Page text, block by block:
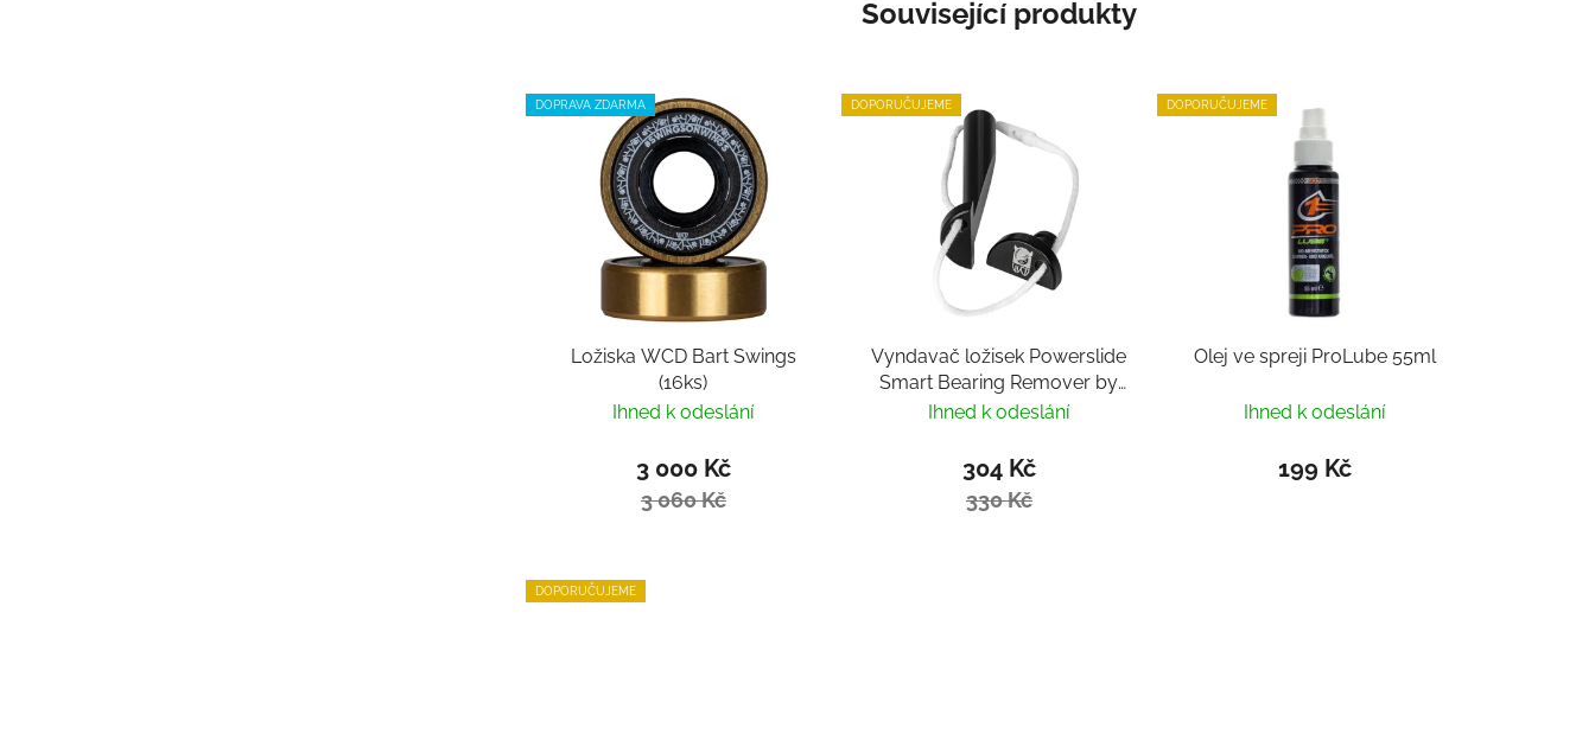
Související produkty
DOPRAVA ZDARMA
Ložiska WCD Bart Swings
(16ks)
Ihned k odeslání
3 000 Kč
3 060 Kč
DOPORUČUJEME
Vyndavač ložisek Powerslide
Smart Bearing Remover by
Villy
Ihned k odeslání
304 Kč
330 Kč
DOPORUČUJEME
Olej ve spreji ProLube 55ml
Ihned k odeslání
199 Kč
DOPORUČUJEME